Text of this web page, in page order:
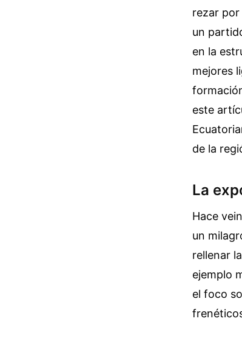
rezar por
un
en la
mejores
este
de la
La
Hace
un
rellenar
ejemplo
el foco